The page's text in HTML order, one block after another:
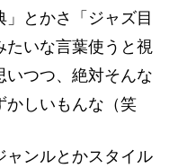
とかさ「ジャズ目
たいな言葉使うと視
いつつ、絶対そんな
かしいもんな（笑
ャンルとかスタイル